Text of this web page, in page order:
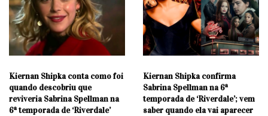
Kiernan Shipka conta como foi
quando descobriu que
reviveria Sabrina Spellman na
6ª temporada de ‘Riverdale’
Kiernan Shipka confirma
Sabrina Spellman na 6ª
temporada de ‘Riverdale’; vem
saber quando ela vai aparecer